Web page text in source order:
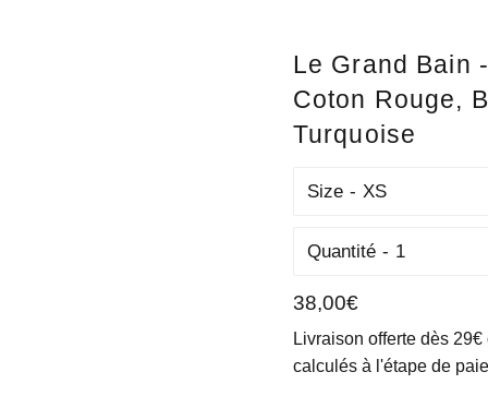
Le Grand Bain
Coton Rouge,
Turquoise
Size
Quantité
Prix
régulier
38,00€
Livraison offerte dès 29€
calculés à l'étape de